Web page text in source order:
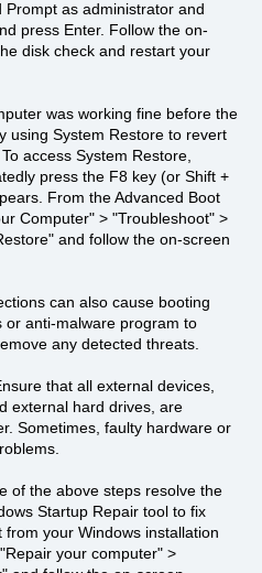
as administrator and
press Enter. Follow the on-
disk check and restart your
was working fine before the
using System Restore to revert
access System Restore,
press the F8 key (or Shift +
From the Advanced Boot
Computer" > "Troubleshoot" >
and follow the on-screen
can also cause booting
or anti-malware program to
any detected threats.
that all external devices,
external hard drives, are
Sometimes, faulty hardware or
of the above steps resolve the
Startup Repair tool to fix
your Windows installation
your computer" >